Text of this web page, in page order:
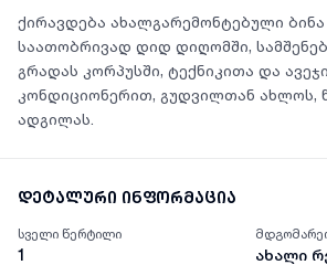
ქირავდება ახალგარემონტებული
საათობრივად დიდ დიღომში,
გრადას კორპუსში, ტექნიკითა და
კონდიციონერით, გუდვილთან ახლოს,
ადგილას.
დეტალური ინფორმაცია
სველი წერტილი
1 ახალი